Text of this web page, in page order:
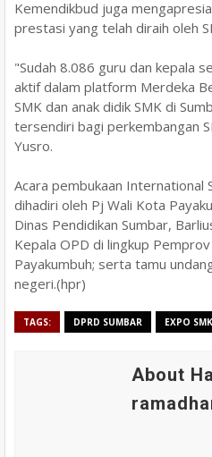
Kemendikbud juga
prestasi yang telah diraih oleh
"Sudah 8.086 guru dan kepala
aktif dalam platform Merdeka
SMK dan anak didik SMK di
tersendiri bagi perkembangan
Yusro.
Acara pembukaan International
dihadiri oleh Pj Wali Kota
Dinas Pendidikan Sumbar,
Kepala OPD di lingkup
Payakumbuh; serta tamu
negeri.(hpr)
TAGS: DPRD SUMBAR EXPO SMK
About